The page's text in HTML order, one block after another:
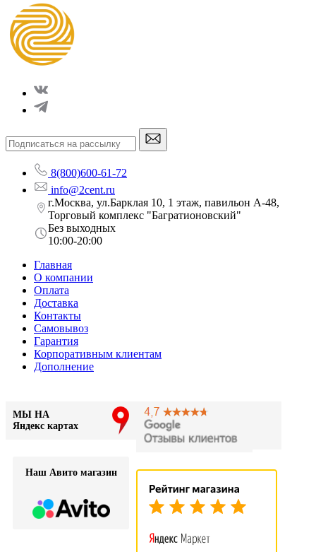
8(800)600-61-72
info@2cent.ru
г.Москва, ул.Барклая 10, 1 этаж, павильон А-48,
Торговый комплекс "Багратионовский"
Без выходных
10:00-20:00
Главная
О компании
Оплата
Доставка
Контакты
Самовывоз
Гарантия
Корпоративным клиентам
Дополнение
МЫ НА
Яндекс картах
Наш Авито магазин